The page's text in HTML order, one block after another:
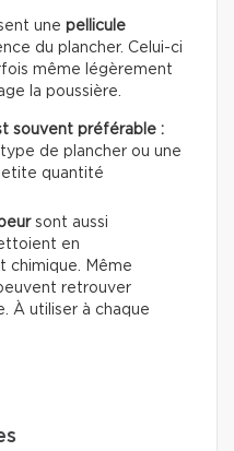
une pellicule
du plancher. Celui-ci
même légèrement
la poussière.
souvent préférable :
de plancher ou une
quantité
sont aussi
en
chimique. Même
retrouver
À utiliser à chaque